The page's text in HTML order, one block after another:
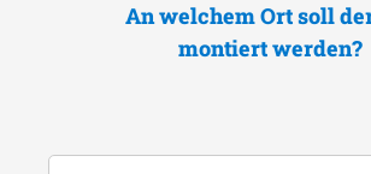
An welchem Ort soll
montiert werden?